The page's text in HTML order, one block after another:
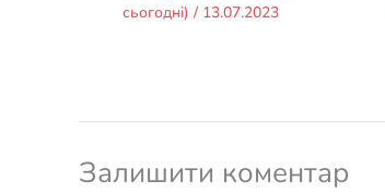
сьогодні) / 13.07.2023
Залишити коментар